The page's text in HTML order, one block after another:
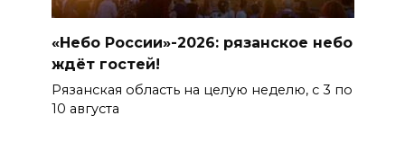
«Небо России»-2026: рязанское небо
ждёт гостей!
Рязанская область на целую неделю, с 3 по
10 августа